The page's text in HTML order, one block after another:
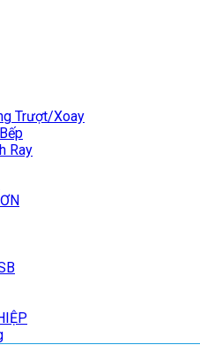
Trượt/Xoay
Ray